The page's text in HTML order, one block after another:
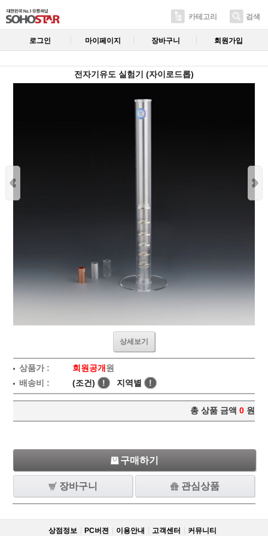
카테고리 검색
로그인 마이페이지 장바구니 회원가입
전자기유도 실험기 (자이로드롭)
상세보기
상품가 : 회원공개원
배송비 :
(조건) ! 지역별 !
총 상품 금액 0 원
구매하기
장바구니 관심상품
상점정보 PC버젼 이용안내 고객센터 커뮤니티